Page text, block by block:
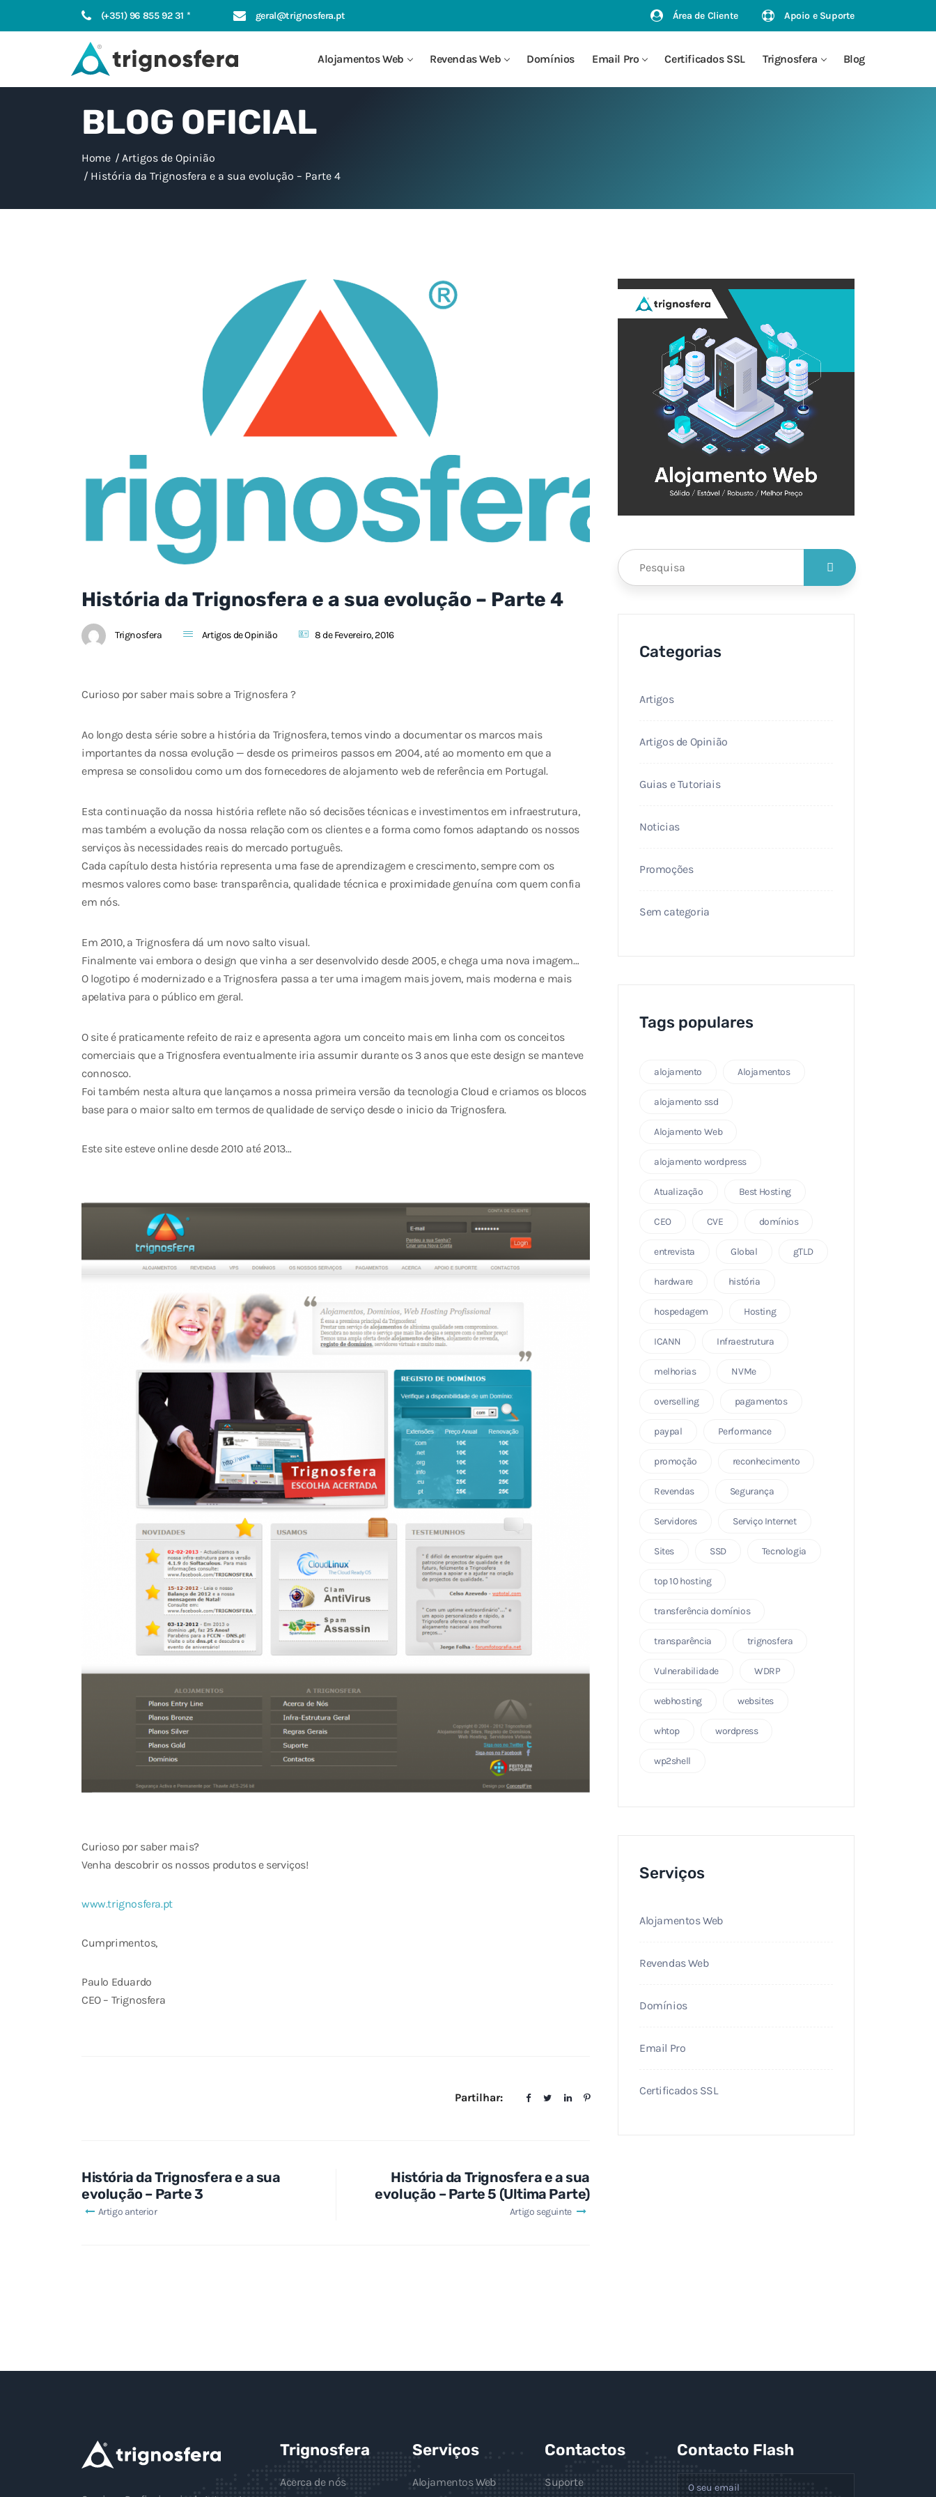
(+351) 96 855 92 31 * geral@trignosfera.pt Área de Cliente Apoio e Suporte
Alojamentos Web Revendas Web Domínios Email Pro Certificados SSL Trignosfera Blog
BLOG OFICIAL
Home
Artigos de Opinião
História da Trignosfera e a sua evolução – Parte 4
História da Trignosfera e a sua evolução – Parte 4
Trignosfera Artigos de Opinião 8 de Fevereiro, 2016
Curioso por saber mais sobre a Trignosfera ?
Ao longo desta série sobre a história da Trignosfera, temos vindo a documentar os marcos mais
importantes da nossa evolução — desde os primeiros passos em 2004, até ao momento em que a
empresa se consolidou como um dos fornecedores de alojamento web de referência em Portugal.
Esta continuação da nossa história reflete não só decisões técnicas e investimentos em infraestrutura,
mas também a evolução da nossa relação com os clientes e a forma como fomos adaptando os nossos
serviços às necessidades reais do mercado português.
Cada capítulo desta história representa uma fase de aprendizagem e crescimento, sempre com os
mesmos valores como base: transparência, qualidade técnica e proximidade genuína com quem confia
em nós.
Em 2010, a Trignosfera dá um novo salto visual.
Finalmente vai embora o design que vinha a ser desenvolvido desde 2005, e chega uma nova imagem…
O logotipo é modernizado e a Trignosfera passa a ter uma imagem mais jovem, mais moderna e mais
apelativa para o público em geral.
O site é praticamente refeito de raiz e apresenta agora um conceito mais em linha com os conceitos
comerciais que a Trignosfera eventualmente iria assumir durante os 3 anos que este design se manteve
connosco.
Foi também nesta altura que lançamos a nossa primeira versão da tecnologia Cloud e criamos os blocos
base para o maior salto em termos de qualidade de serviço desde o inicio da Trignosfera.
Este site esteve online desde 2010 até 2013…
Curioso por saber mais?
Venha descobrir os nossos produtos e serviços!
www.trignosfera.pt
Cumprimentos,
Paulo Eduardo
CEO – Trignosfera
Partilhar:
História da Trignosfera e a sua
evolução – Parte 3
Artigo anterior
História da Trignosfera e a sua
evolução – Parte 5 (Ultima Parte)
Artigo seguinte
Categorias
Artigos
Artigos de Opinião
Guias e Tutoriais
Noticias
Promoções
Sem categoria
Tags populares
alojamento Alojamentos
alojamento ssd
Alojamento Web
alojamento wordpress
Atualização Best Hosting
CEO CVE domínios
entrevista Global gTLD
hardware história
hospedagem Hosting
ICANN Infraestrutura
melhorias NVMe
overselling pagamentos
paypal Performance
promoção reconhecimento
Revendas Segurança
Servidores Serviço Internet
Sites SSD Tecnologia
top 10 hosting
transferência domínios
transparência trignosfera
Vulnerabilidade WDRP
webhosting websites
whtop wordpress
wp2shell
Serviços
Alojamentos Web
Revendas Web
Domínios
Email Pro
Certificados SSL
Trignosfera
Acerca de nós
Serviços
Alojamentos Web
Contactos
Suporte
Contacto Flash